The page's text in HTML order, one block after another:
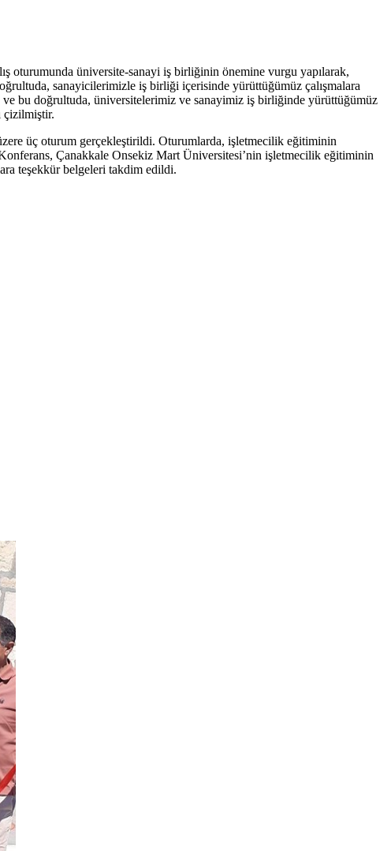
oturumunda üniversite-sanayi iş birliğinin önemine vurgu yapılarak,
sanayicilerimizle iş birliği içerisinde yürüttüğümüz çalışmalara
bu doğrultuda, üniversitelerimiz ve sanayimiz iş birliğinde yürüttüğümüz
çizilmiştir.
üç oturum gerçekleştirildi. Oturumlarda, işletmecilik eğitiminin
Çanakkale Onsekiz Mart Üniversitesi’nin işletmecilik eğitiminin
teşekkür belgeleri takdim edildi.